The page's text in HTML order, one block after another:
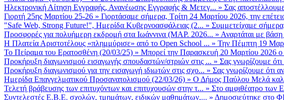
Ηλεκτρονική Αίτηση Εγγραφής, Ανανέωσης Εγγραφής & Μετεγ... » Σας αποστέλλουμε
Γιορτή 25ης Μαρτίου 25-26 » Γιορτάσαμε σήμερα, Τρίτη 24 Μαρτίου 2026, την
"Safe Web, Strong Future!", Ημερίδα Κυβερνοασφάλειας (2... » Συμμετείχαμε
Προσφορές για πολυήμερη εκδρομή στα Ιωάννινα (ΜΑΡ. 2026... » Αναρτάται με
Η Πλατεία Αριστοτέλους «πλημμύρισε» από το Open School ... » Την Πέμπτη 19
Το Πείραμα του Ερατοσθένη (20/03/25) » Μπορεί την Παρασκευή 20 Μαρτίου 2026 ο
Προκήρυξη διαγωνισμού εισαγωγής σπουδαστών/στριών στις ... » Σας γνωρίζουμε
Προκήρυξη διαγωνισμού για την εισαγωγή ιδιωτών στις σχο... » Σας γνωρίζουμε ότι
Ημερίδα Επαγγελματικού Προσανατολισμού (22/03/26) » Ο Δήμος Παύλου Μελά
Τελετή βράβευσης των επιτυχόντων και επιτυχουσών στην τ... » Στο αμφιθέατρο των
Συντελεστές Ε.Β.Ε. σχολών, τμημάτων, ειδικών μαθημάτων,... » Δημοσιεύτηκε στο